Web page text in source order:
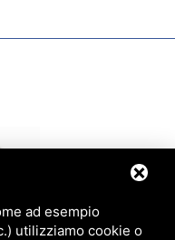
ad esempio
utilizziamo cookie o